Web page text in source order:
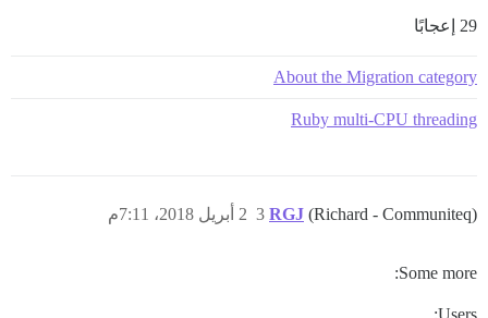
29 إعجابًا
About the Migration category
Ruby multi-CPU threading
RGJ (Richard - Communiteq) 2 أبريل 2018، 7:11م 3
Some more: